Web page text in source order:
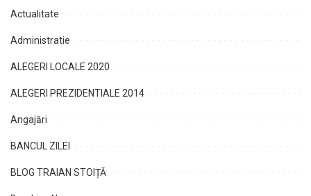
Actualitate
Administratie
ALEGERI LOCALE 2020
ALEGERI PREZIDENTIALE 2014
Angajări
BANCUL ZILEI
BLOG TRAIAN STOIȚĂ